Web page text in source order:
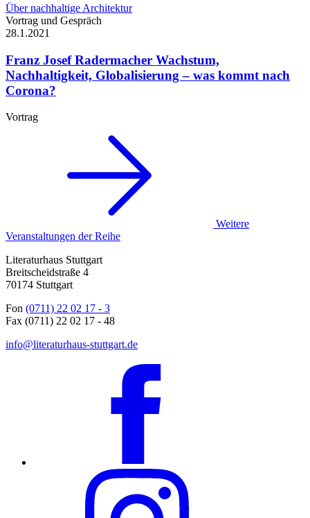
Über nachhaltige Architektur
Vortrag und Gespräch
28.1.2021
Franz Josef Radermacher Wachstum,
Nachhaltigkeit, Globalisierung – was kommt nach
Corona?
Vortrag
Weitere
Veranstaltungen der Reihe
Literaturhaus Stuttgart
Breitscheidstraße 4
70174 Stuttgart
Fon (0711) 22 02 17 - 3
Fax (0711) 22 02 17 - 48
info@literaturhaus-stuttgart.de